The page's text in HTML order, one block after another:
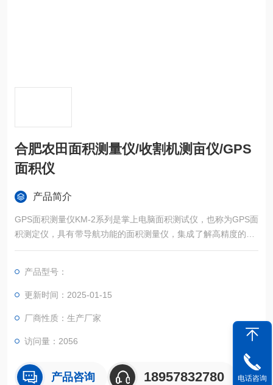
合肥农田面积测量仪/收割机测亩仪/GPS
面积仪
产品简介
GPS面积测量仪KM-2系列是掌上电脑面积测试仪，也称为GPS面
积测定仪，具有带导航功能的面积测量仪，集成了解高精度的GP
S定位系统、精确的面积计算方法和智能化的掌上电脑系统，能
产品型号：
更新时间：2025-01-15
厂商性质：生产厂家
访问量：2056
产品咨询 18957832780 电话咨询